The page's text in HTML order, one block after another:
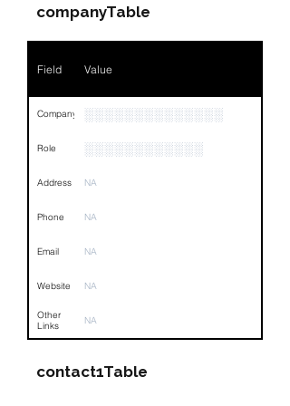
Position
Phone NA
Email
Links NA
companyTable
Field Value
Company ░░░░░░░░░░░░░░
Role ░░░░░░░░░░░░
Address NA
Phone NA
Email NA
Website NA
Other
Links
NA
contact1Table